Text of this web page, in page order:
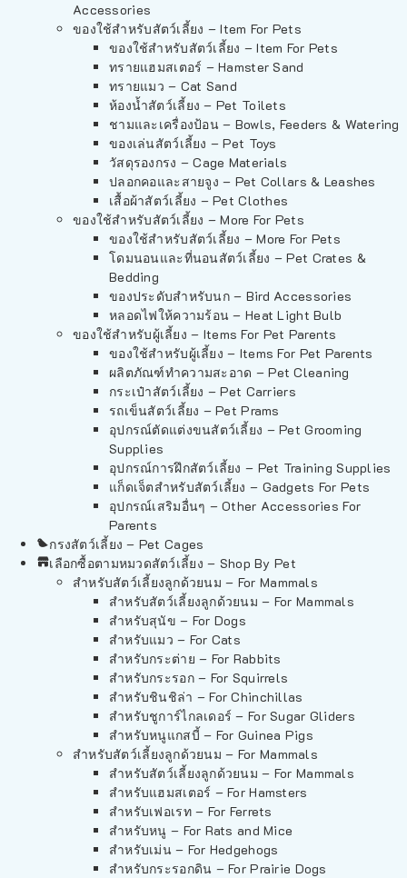
Accessories
ของใช้สำหรับสัตว์เลี้ยง – Item For Pets
ของใช้สำหรับสัตว์เลี้ยง – Item For Pets
ทรายแฮมสเตอร์ – Hamster Sand
ทรายแมว – Cat Sand
ห้องน้ำสัตว์เลี้ยง – Pet Toilets
ชามและเครื่องป้อน – Bowls, Feeders & Watering
ของเล่นสัตว์เลี้ยง – Pet Toys
วัสดุรองกรง – Cage Materials
ปลอกคอและสายจูง – Pet Collars & Leashes
เสื้อผ้าสัตว์เลี้ยง – Pet Clothes
ของใช้สำหรับสัตว์เลี้ยง – More For Pets
ของใช้สำหรับสัตว์เลี้ยง – More For Pets
โดมนอนและที่นอนสัตว์เลี้ยง – Pet Crates &
Bedding
ของประดับสำหรับนก – Bird Accessories
หลอดไฟให้ความร้อน – Heat Light Bulb
ของใช้สำหรับผู้เลี้ยง – Items For Pet Parents
ของใช้สำหรับผู้เลี้ยง – Items For Pet Parents
ผลิตภัณฑ์ทำความสะอาด – Pet Cleaning
กระเป๋าสัตว์เลี้ยง – Pet Carriers
รถเข็นสัตว์เลี้ยง – Pet Prams
อุปกรณ์ตัดแต่งขนสัตว์เลี้ยง – Pet Grooming
Supplies
อุปกรณ์การฝึกสัตว์เลี้ยง – Pet Training Supplies
แก็ดเจ็ตสำหรับสัตว์เลี้ยง – Gadgets For Pets
อุปกรณ์เสริมอื่นๆ – Other Accessories For
Parents
กรงสัตว์เลี้ยง – Pet Cages
เลือกซื้อตามหมวดสัตว์เลี้ยง – Shop By Pet
สำหรับสัตว์เลี้ยงลูกด้วยนม – For Mammals
สำหรับสัตว์เลี้ยงลูกด้วยนม – For Mammals
สำหรับสุนัข – For Dogs
สำหรับแมว – For Cats
สำหรับกระต่าย – For Rabbits
สำหรับกระรอก – For Squirrels
สำหรับชินชิล่า – For Chinchillas
สำหรับชูการ์ไกลเดอร์ – For Sugar Gliders
สำหรับหนูแกสบี้ – For Guinea Pigs
สำหรับสัตว์เลี้ยงลูกด้วยนม – For Mammals
สำหรับสัตว์เลี้ยงลูกด้วยนม – For Mammals
สำหรับแฮมสเตอร์ – For Hamsters
สำหรับเฟอเรท – For Ferrets
สำหรับหนู – For Rats and Mice
สำหรับเม่น – For Hedgehogs
สำหรับกระรอกดิน – For Prairie Dogs